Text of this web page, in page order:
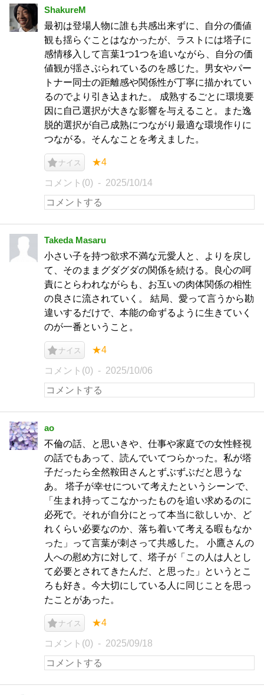
ShakureM
最初は登場人物に誰も共感出来ずに、自分の価値
観も揺らぐことはなかったが、ラストには塔子に
感情移入して言葉1つ1つを追いながら、自分の価
値観が揺さぶられているのを感じた。男女やパー
トナー同士の距離感や関係性が丁寧に描かれてい
るのでより引き込まれた。 成熟するごとに環境要
因に自己選択が大きな影響を与えること。また逸
脱的選択が自己成熟につながり最適な環境作りに
つながる。そんなことを考えました。
ナイス ★4
コメント(0) 2025/10/14
Takeda Masaru
小さい子を持つ欲求不満な元愛人と、よりを戻し
て、そのままグダグダの関係を続ける。良心の呵
責にとらわれながらも、お互いの肉体関係の相性
の良さに流されていく。 結局、愛って言うから勘
違いするだけで、本能の命ずるように生きていく
のが一番ということ。
ナイス ★4
コメント(0) 2025/10/06
ao
不倫の話、と思いきや、仕事や家庭での女性軽視
の話でもあって、読んでいてつらかった。私が塔
子だったら全然鞍田さんとずぶずぶだと思うな
あ。 塔子が幸せについて考えたというシーンで、
「生まれ持ってこなかったものを追い求めるのに
必死で。それが自分にとって本当に欲しいか、ど
れくらい必要なのか、落ち着いて考える暇もなか
った」って言葉が刺さって共感した。 小鷹さんの
人への慰め方に対して、塔子が「この人は人とし
て必要とされてきたんだ、と思った」というとこ
ろも好き。今大切にしている人に同じことを思っ
たことがあった。
ナイス ★4
コメント(0) 2025/09/18